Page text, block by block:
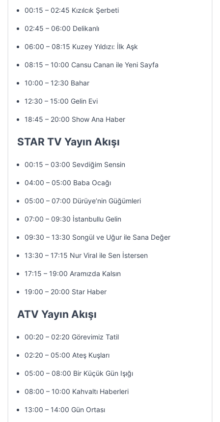
00:15 – 02:45 Kızılcık Şerbeti
02:45 – 06:00 Delikanlı
06:00 – 08:15 Kuzey Yıldızı: İlk Aşk
08:15 – 10:00 Cansu Canan ile Yeni Sayfa
10:00 – 12:30 Bahar
12:30 – 15:00 Gelin Evi
18:45 – 20:00 Show Ana Haber
STAR TV Yayın Akışı
00:15 – 03:00 Sevdiğim Sensin
04:00 – 05:00 Baba Ocağı
05:00 – 07:00 Dürüye’nin Güğümleri
07:00 – 09:30 İstanbullu Gelin
09:30 – 13:30 Songül ve Uğur ile Sana Değer
13:30 – 17:15 Nur Viral ile Sen İstersen
17:15 – 19:00 Aramızda Kalsın
19:00 – 20:00 Star Haber
ATV Yayın Akışı
00:20 – 02:20 Görevimiz Tatil
02:20 – 05:00 Ateş Kuşları
05:00 – 08:00 Bir Küçük Gün Işığı
08:00 – 10:00 Kahvaltı Haberleri
13:00 – 14:00 Gün Ortası